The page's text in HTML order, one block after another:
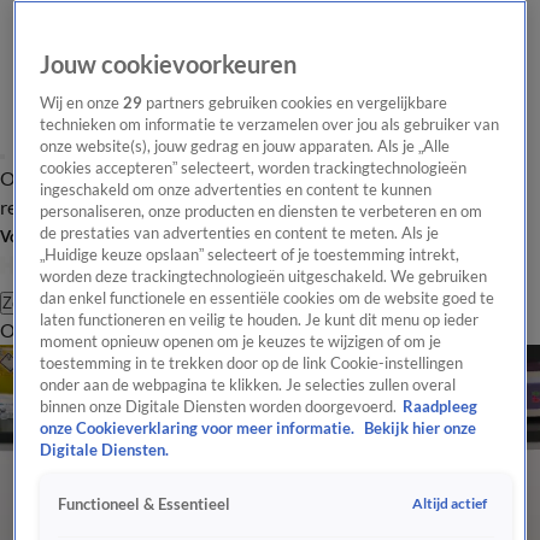
Overzicht Laatste nieuws Regionieuws Het beste van Hart
Tip de
redactie
Volg Hart van Nederland
Zoeken
OverzichtRegioUitzendingenWeerTip de redactiePanelVideo's
Jouw cookievoorkeuren
Wij en onze29 partners gebruiken cookies en vergelijkbare
technieken om informatie te verzamelen over jou als gebruiker van
onze website(s), jouw gedrag en jouw apparaten. Als je „Alle
cookies accepteren” selecteert, worden trackingtechnologieën
ingeschakeld om onze advertenties en content te kunnen
personaliseren, onze producten en diensten te verbeteren en om
de prestaties van advertenties en content te meten. Als je
„Huidige keuze opslaan” selecteert of je toestemming intrekt,
worden deze trackingtechnologieën uitgeschakeld. We gebruiken
dan enkel functionele en essentiële cookies om de website goed te
laten functioneren en veilig te houden. Je kunt dit menu op ieder
moment opnieuw openen om je keuzes te wijzigen of om je
toestemming in te trekken door op de link Cookie-instellingen
onder aan de webpagina te klikken. Je selecties zullen overal
binnen onze Digitale Diensten worden doorgevoerd. Raadpleeg
onze Cookieverklaring voor meer informatie.
Bekijk hier onze
Digitale Diensten.
Functioneel & Essentieel Altijd actief